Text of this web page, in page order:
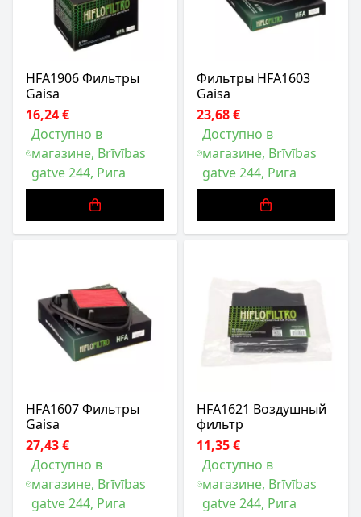
HFA1906 Фильтры
Gaisa
16,24 €
Доступно в
магазине, Brīvības
gatve 244, Рига
Фильтры HFA1603
Gaisa
23,68 €
Доступно в
магазине, Brīvības
gatve 244, Рига
HFA1607 Фильтры
Gaisa
27,43 €
Доступно в
магазине, Brīvības
gatve 244, Рига
HFA1621 Воздушный
фильтр
11,35 €
Доступно в
магазине, Brīvības
gatve 244, Рига